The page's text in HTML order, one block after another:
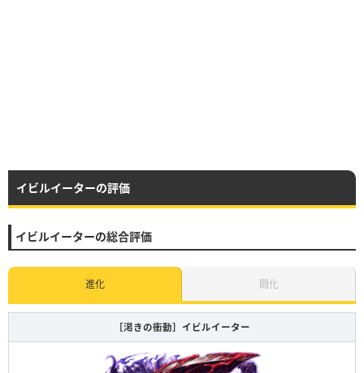
イビルイーターの評価
イビルイーターの総合評価
進化 闘化
［渇きの衝動］イビルイーター